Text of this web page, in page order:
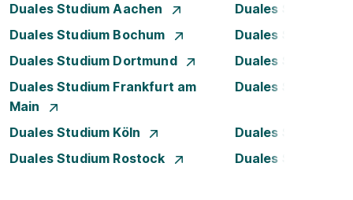
Duales Studium Aachen
Duales Studium
Duales Studium Bochum
Duales Studium
Duales Studium Dortmund
Duales Studium
Duales Studium Frankfurt am
Main
Duales Studium
Duales Studium Köln
Duales Studium
Duales Studium Rostock
Duales Studium